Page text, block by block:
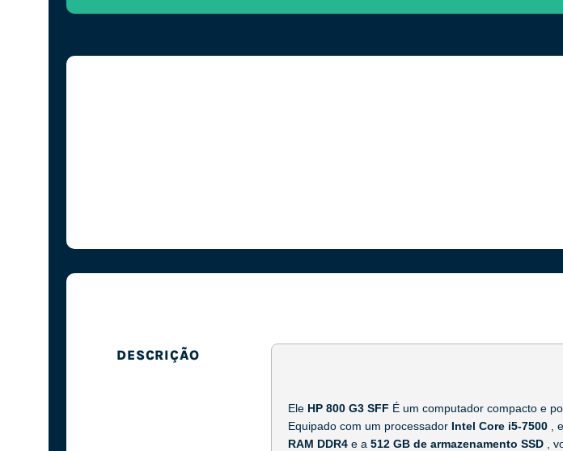
DESCRIÇÃO
Ele HP 800 G3 SFF É um computador compacto e
Equipado com um processador Intel Core i5-7500 ,
RAM DDR4 e a 512 GB de armazenamento SSD
,